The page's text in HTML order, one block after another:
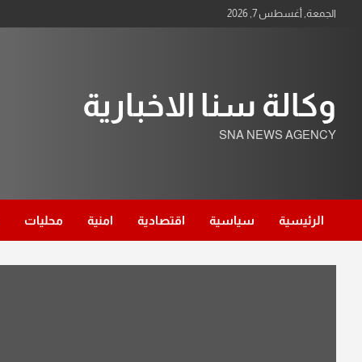
الجمعة, أغسطس 7, 2026
وكالة سنا الاخبارية
SNA NEWS AGENCY
الرئيسية سياسية اقتصادية امنية محليات